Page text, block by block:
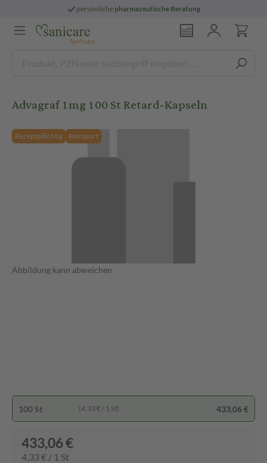
persönliche pharmazeutische Beratung
Advagraf 1mg 100 St Retard-Kapseln
Rezeptpflichtig Reimport
Abbildung kann abweichen
100 St (4,33 € / 1 St) 433,06 €
433,06 €
4,33 € / 1 St